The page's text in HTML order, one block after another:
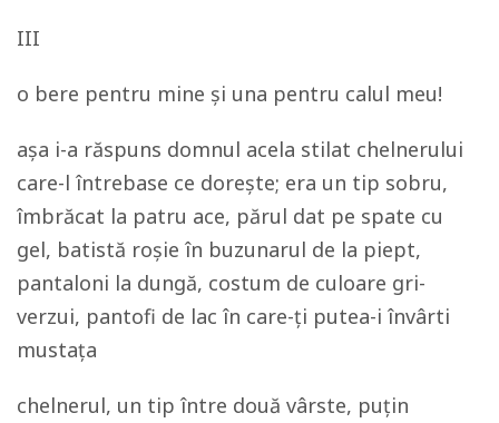
III
o bere pentru mine și una pentru calul meu!
așa i-a răspuns domnul acela stilat chelnerului
care-l întrebase ce dorește; era un tip sobru,
îmbrăcat la patru ace, părul dat pe spate cu
gel, batistă roșie în buzunarul de la piept,
pantaloni la dungă, costum de culoare gri-
verzui, pantofi de lac în care-ți putea-i învârti
mustața
chelnerul, un tip între două vârste, puțin